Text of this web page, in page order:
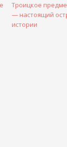
Троицкое
— настоящий
истории